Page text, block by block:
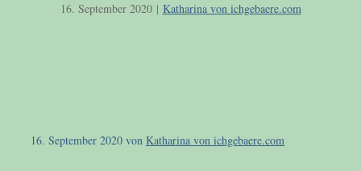
16. September 2020 | Katharina von ichgebaere.com
16. September 2020 von Katharina von ichgebaere.com